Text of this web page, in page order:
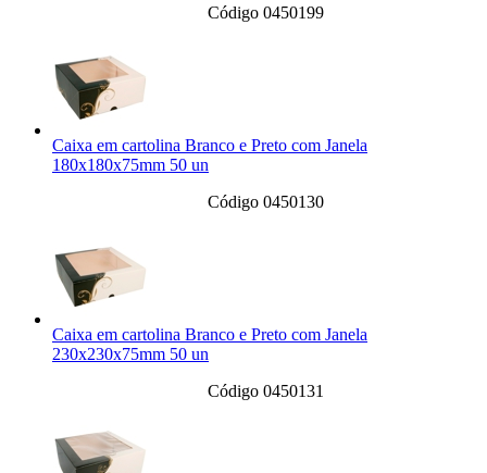
Código 0450199
Caixa em cartolina Branco e Preto com Janela
180x180x75mm 50 un
Código 0450130
Caixa em cartolina Branco e Preto com Janela
230x230x75mm 50 un
Código 0450131